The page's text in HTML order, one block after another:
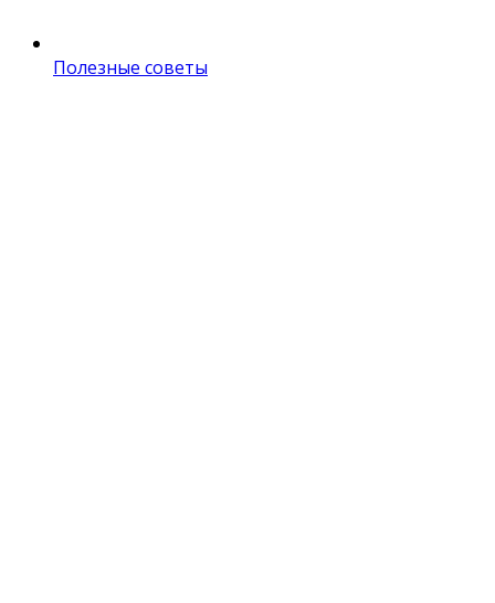
Полезные советы